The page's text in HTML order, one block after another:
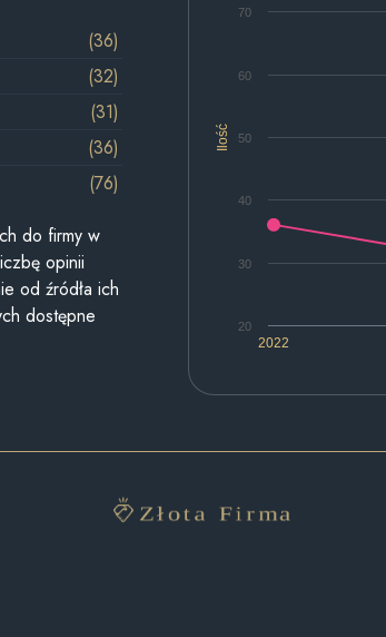
Ilość
2022
20
30
40
50
60
70
(36)
(32)
(31)
(36)
(76)
do firmy w
opinii
od źródła ich
dostępne